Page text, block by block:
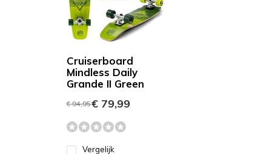
Cruiserboard
Mindless Daily
Grande II Green
€ 94,95€ 79,99
Vergelijk